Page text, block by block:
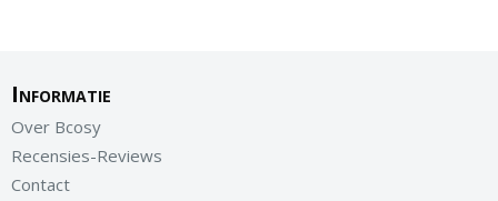
Informatie
Over Bcosy
Recensies-Reviews
Contact